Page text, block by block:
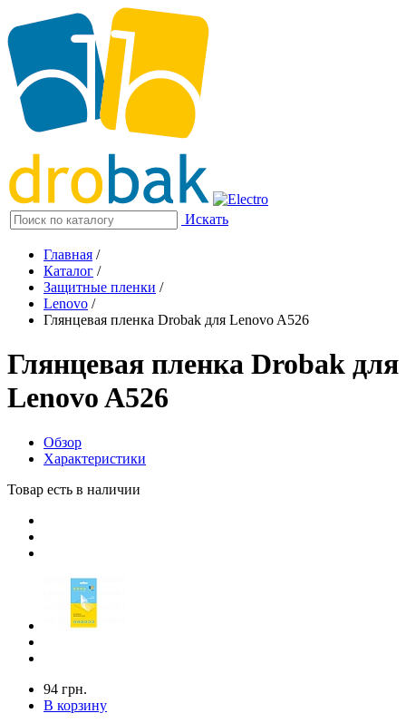
Искать
Главная /
Каталог /
Защитные пленки /
Lenovo /
Глянцевая пленка Drobak для Lenovo A526
Глянцевая пленка Drobak для
Lenovo A526
Обзор
Характеристики
Товар есть в наличии
94 грн.
В корзину